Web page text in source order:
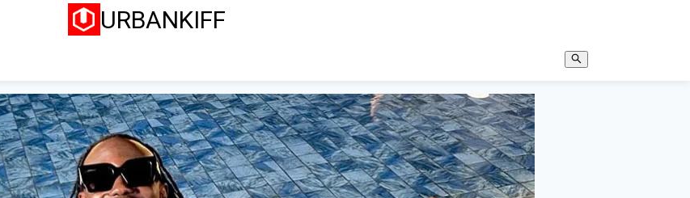
URBANKIFF